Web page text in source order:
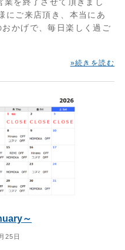
にご来店頂き、本当にあ
おかげで、毎日楽しく過ご
»続きを読む
～
25日